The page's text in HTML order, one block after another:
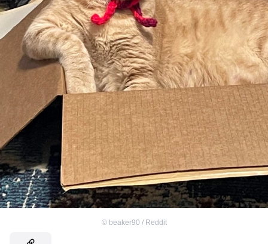
© beaker90 / Reddit